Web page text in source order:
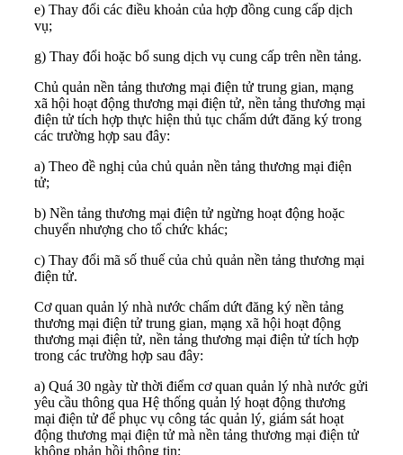
e) Thay đổi các điều khoản của hợp đồng cung cấp dịch
vụ;
g) Thay đổi hoặc bổ sung dịch vụ cung cấp trên nền tảng.
Chủ quản nền tảng thương mại điện tử trung gian, mạng
xã hội hoạt động thương mại điện tử, nền tảng thương mại
điện tử tích hợp thực hiện thủ tục chấm dứt đăng ký trong
các trường hợp sau đây:
a) Theo đề nghị của chủ quản nền tảng thương mại điện
tử;
b) Nền tảng thương mại điện tử ngừng hoạt động hoặc
chuyển nhượng cho tổ chức khác;
c) Thay đổi mã số thuế của chủ quản nền tảng thương mại
điện tử.
Cơ quan quản lý nhà nước chấm dứt đăng ký nền tảng
thương mại điện tử trung gian, mạng xã hội hoạt động
thương mại điện tử, nền tảng thương mại điện tử tích hợp
trong các trường hợp sau đây:
a) Quá 30 ngày từ thời điểm cơ quan quản lý nhà nước gửi
yêu cầu thông qua Hệ thống quản lý hoạt động thương
mại điện tử để phục vụ công tác quản lý, giám sát hoạt
động thương mại điện tử mà nền tảng thương mại điện tử
không phản hồi thông tin;